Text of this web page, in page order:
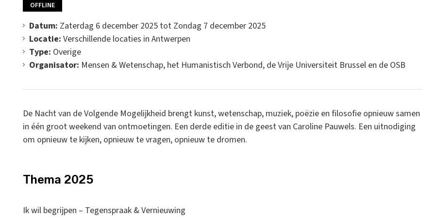
OFFLINE
Datum: Zaterdag 6 december 2025 tot Zondag 7 december 2025
Locatie: Verschillende locaties in Antwerpen
Type: Overige
Organisator: Mensen & Wetenschap, het Humanistisch Verbond, de Vrije Universiteit Brussel en de OSB
De Nacht van de Volgende Mogelijkheid brengt kunst, wetenschap, muziek, poëzie en filosofie opnieuw samen
in één groot weekend van ontmoetingen. Een derde editie in de geest van Caroline Pauwels. Een uitnodiging
om opnieuw te kijken, opnieuw te vragen, opnieuw te dromen.
Thema 2025
Ik wil begrijpen – Tegenspraak & Vernieuwing